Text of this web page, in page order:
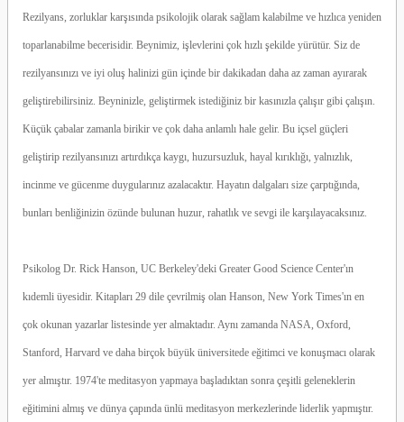
Rezilyans, zorluklar karşısında psikolojik olarak sağlam kalabilme ve hızlıca yeniden
toparlanabilme becerisidir. Beynimiz, işlevlerini çok hızlı şekilde yürütür. Siz de
rezilyansınızı ve iyi oluş halinizi gün içinde bir dakikadan daha az zaman ayırarak
geliştirebilirsiniz. Beyninizle, geliştirmek istediğiniz bir kasınızla çalışır gibi çalışın.
Küçük çabalar zamanla birikir ve çok daha anlamlı hale gelir. Bu içsel güçleri
geliştirip rezilyansınızı artırdıkça kaygı, huzursuzluk, hayal kırıklığı, yalnızlık,
incinme ve gücenme duygularınız azalacaktır. Hayatın dalgaları size çarptığında,
bunları benliğinizin özünde bulunan huzur, rahatlık ve sevgi ile karşılayacaksınız.
Psikolog Dr. Rick Hanson, UC Berkeley'deki Greater Good Science Center'ın
kıdemli üyesidir. Kitapları 29 dile çevrilmiş olan Hanson, New York Times'ın en
çok okunan yazarlar listesinde yer almaktadır. Aynı zamanda NASA, Oxford,
Stanford, Harvard ve daha birçok büyük üniversitede eğitimci ve konuşmacı olarak
yer almıştır. 1974'te meditasyon yapmaya başladıktan sonra çeşitli geleneklerin
eğitimini almış ve dünya çapında ünlü meditasyon merkezlerinde liderlik yapmıştır.